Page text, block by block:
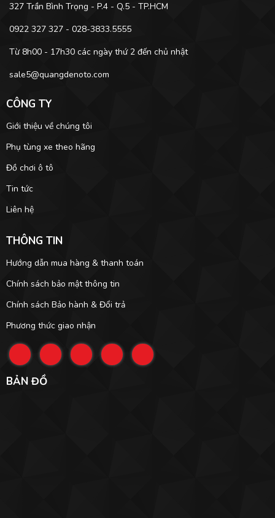
327 Trần Bình Trọng - P.4 - Q.5 - TP.HCM
0922 327 327 - 028-3833.5555
Từ 8h00 - 17h30 các ngày thứ 2 đến chủ nhật
sale5@quangdenoto.com
CÔNG TY
Giới thiệu về chúng tôi
Phụ tùng xe theo hãng
Đồ chơi ô tô
Tin tức
Liên hệ
THÔNG TIN
Hướng dẫn mua hàng & thanh toán
Chính sách bảo mật thông tin
Chính sách Bảo hành & Đổi trả
Phương thức giao nhận
BẢN ĐỒ